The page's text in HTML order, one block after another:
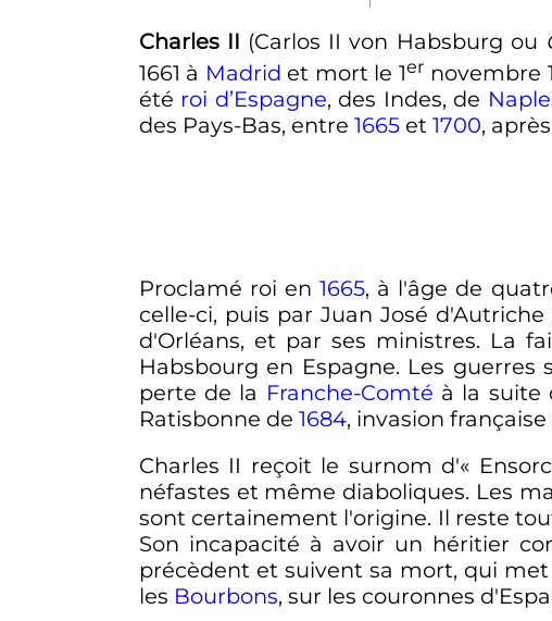
Charles II (Carlos II von Habsburg ou
1661 à Madrid et mort le 1er novembre
été roi d’Espagne, des Indes, de
des Pays-Bas, entre 1665et 1700,
Proclamé roi en1665, à l'âge de
celle-ci, puis par Juan José
d'Orléans, et par ses ministres. La
Habsbourg en Espagne. Les guerres
perte de la Franche-Comté à la suite
Ratisbonne de 1684, invasion française
Charles II reçoit le surnom d'«
néfastes et même diaboliques. Les
sont certainement l'origine. Il reste
Son incapacité à avoir un héritier
précèdent et suivent sa mort, qui
les Bourbons, sur les couronnes